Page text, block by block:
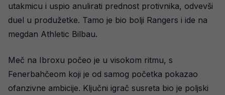
utakmicu i uspio anulirati prednost protivnika, odvevši
duel u produžetke. Tamo je bio bolji Rangers i ide na
megdan Athletic Bilbau.
Meč na Ibroxu počeo je u visokom ritmu, s
Fenerbahčeom koji je od samog početka pokazao
ofanzivne ambicije. Ključni igrač susreta bio je poljski